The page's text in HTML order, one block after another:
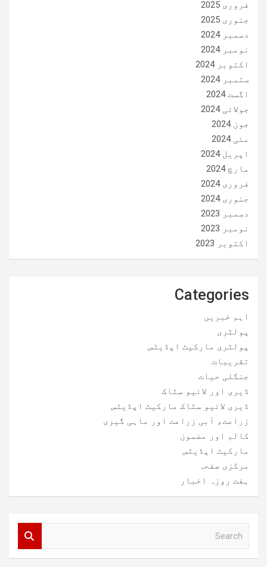
فروری 2025
جنوری 2025
دسمبر 2024
نومبر 2024
اکتوبر 2024
ستمبر 2024
اگست 2024
جولائی 2024
جون 2024
مئی 2024
اپریل 2024
مارچ 2024
فروری 2024
جنوری 2024
دسمبر 2023
نومبر 2023
اکتوبر 2023
Categories
اہم خبریں
پولٹری
پولٹری مارکیٹ اپڈیٹس
تقریبات
جنگلی حیات
ڈیری اور لائیو سٹاک
ڈیری لائیو سٹاک مارکیٹ اپڈیٹس
زراعت، آبی زراعت اور ماہی گیری
کالم اور مضمون
مارکیٹ اپڈیٹس
مرکزی صفحہ
ہفت روزہ اخبار